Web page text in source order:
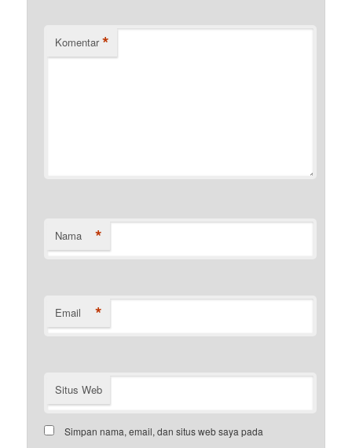
Komentar *
Nama *
Email *
Situs Web
Simpan nama, email, dan situs web saya pada